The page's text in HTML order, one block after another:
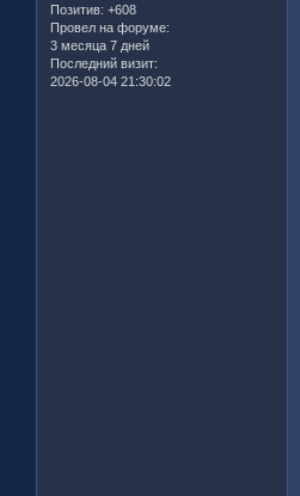
Позитив: +608
Провел на форуме:
3 месяца 7 дней
Последний визит:
2026-08-04 21:30:02